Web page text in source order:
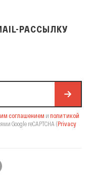
РАССЫЛКУ
соглашением и политикой
Google reCAPTCHA (Privacy